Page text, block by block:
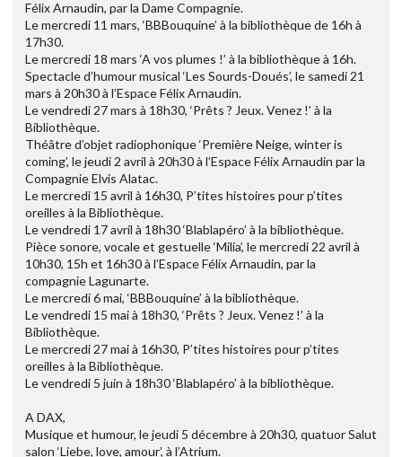
Félix Arnaudin, par la Dame Compagnie.
Le mercredi 11 mars, ‘BBBouquine’ à la bibliothèque de 16h à
17h30.
Le mercredi 18 mars ‘A vos plumes !’ à la bibliothèque à 16h.
Spectacle d’humour musical ‘Les Sourds-Doués’, le samedi 21
mars à 20h30 à l’Espace Félix Arnaudin.
Le vendredi 27 mars à 18h30, ‘Prêts ? Jeux. Venez !’ à la
Bibliothèque.
Théâtre d’objet radiophonique ‘Première Neige, winter is
coming’, le jeudi 2 avril à 20h30 à l’Espace Félix Arnaudin par la
Compagnie Elvis Alatac.
Le mercredi 15 avril à 16h30, P’tites histoires pour p’tites
oreilles à la Bibliothèque.
Le vendredi 17 avril à 18h30 ‘Blablapéro’ à la bibliothèque.
Pièce sonore, vocale et gestuelle ‘Milia’, le mercredi 22 avril à
10h30, 15h et 16h30 à l’Espace Félix Arnaudin, par la
compagnie Lagunarte.
Le mercredi 6 mai, ‘BBBouquine’ à la bibliothèque.
Le vendredi 15 mai à 18h30, ‘Prêts ? Jeux. Venez !’ à la
Bibliothèque.
Le mercredi 27 mai à 16h30, P’tites histoires pour p’tites
oreilles à la Bibliothèque.
Le vendredi 5 juin à 18h30 ‘Blablapéro’ à la bibliothèque.
A DAX,
Musique et humour, le jeudi 5 décembre à 20h30, quatuor Salut
salon ‘Liebe, love, amour’, à l’Atrium.